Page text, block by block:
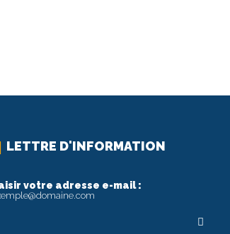
LETTRE D'INFORMATION
votre adresse e-mail :